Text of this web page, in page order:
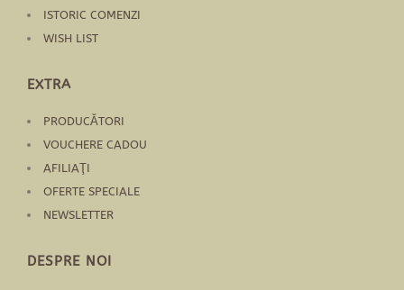
ISTORIC COMENZI
WISH LIST
EXTRA
PRODUCĂTORI
VOUCHERE CADOU
AFILIAŢI
OFERTE SPECIALE
NEWSLETTER
DESPRE NOI